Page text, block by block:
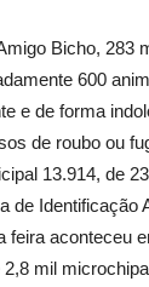
Bicho, 283
600
e de forma
de roubo ou
13.914, de
de Identificação
feira aconteceu
mil